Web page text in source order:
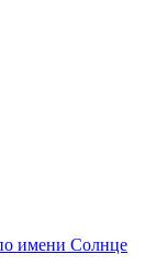
имени Солнце